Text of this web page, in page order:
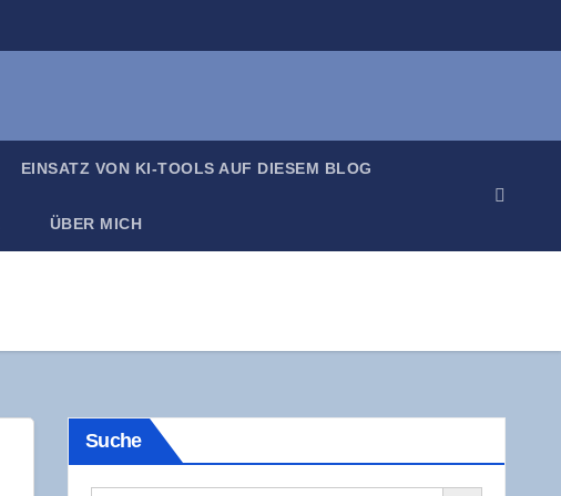
EIN­SATZ VON KI-TOOLS AUF DIE­SEM BLOG
ÜBER MICH
Suche
Search Button